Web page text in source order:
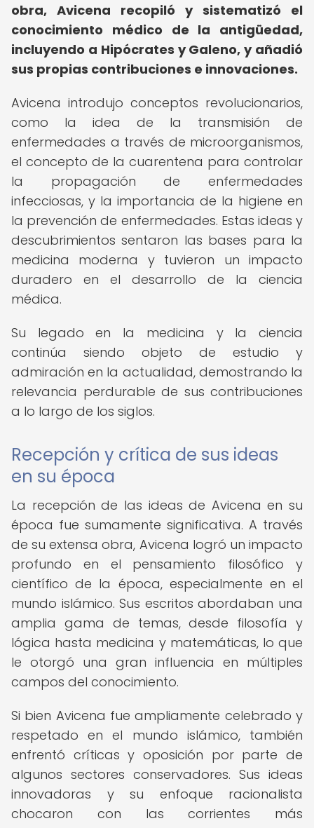
obra, Avicena recopiló y sistematizó el
conocimiento médico de la antigüedad,
incluyendo a Hipócrates y Galeno, y añadió
sus propias contribuciones e innovaciones.
Avicena introdujo conceptos revolucionarios,
como la idea de la transmisión de
enfermedades a través de microorganismos,
el concepto de la cuarentena para controlar
la propagación de enfermedades
infecciosas, y la importancia de la higiene en
la prevención de enfermedades. Estas ideas y
descubrimientos sentaron las bases para la
medicina moderna y tuvieron un impacto
duradero en el desarrollo de la ciencia
médica.
Su legado en la medicina y la ciencia
continúa siendo objeto de estudio y
admiración en la actualidad, demostrando la
relevancia perdurable de sus contribuciones
a lo largo de los siglos.
Recepción y crítica de sus ideas
en su época
La recepción de las ideas de Avicena en su
época fue sumamente significativa. A través
de su extensa obra, Avicena logró un impacto
profundo en el pensamiento filosófico y
científico de la época, especialmente en el
mundo islámico. Sus escritos abordaban una
amplia gama de temas, desde filosofía y
lógica hasta medicina y matemáticas, lo que
le otorgó una gran influencia en múltiples
campos del conocimiento.
Si bien Avicena fue ampliamente celebrado y
respetado en el mundo islámico, también
enfrentó críticas y oposición por parte de
algunos sectores conservadores. Sus ideas
innovadoras y su enfoque racionalista
chocaron con las corrientes más